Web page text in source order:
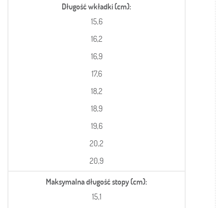
Długość wkładki (cm)
15,6
16,2
16,9
17,6
18,2
18,9
19,6
20,2
20,9
Maksymalna długość stopy (cm)
15,1